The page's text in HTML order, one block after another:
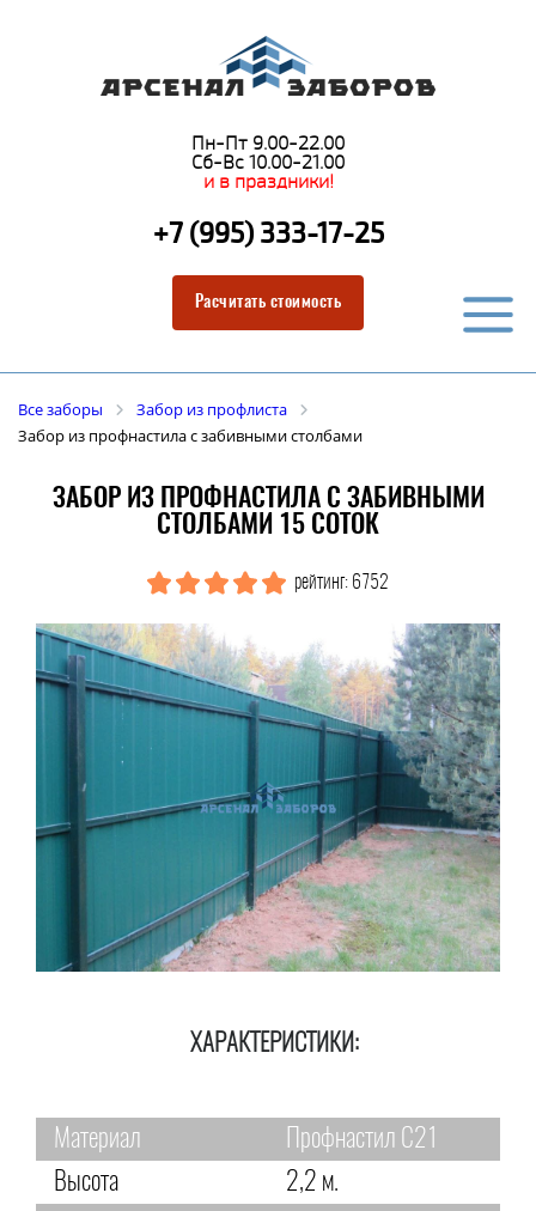
Пн-Пт 9.00-22.00
Сб-Вс 10.00-21.00
и в праздники!
+7 (995) 333-17-25
Расчитать стоимость
Все заборы
Забор из профлиста
Забор из профнастила с забивными столбами
ЗАБОР ИЗ ПРОФНАСТИЛА С ЗАБИВНЫМИ
СТОЛБАМИ 15 СОТОК
рейтинг: 6752
ХАРАКТЕРИСТИКИ:
Материал
Профнастил С21
Высота
2,2 м.